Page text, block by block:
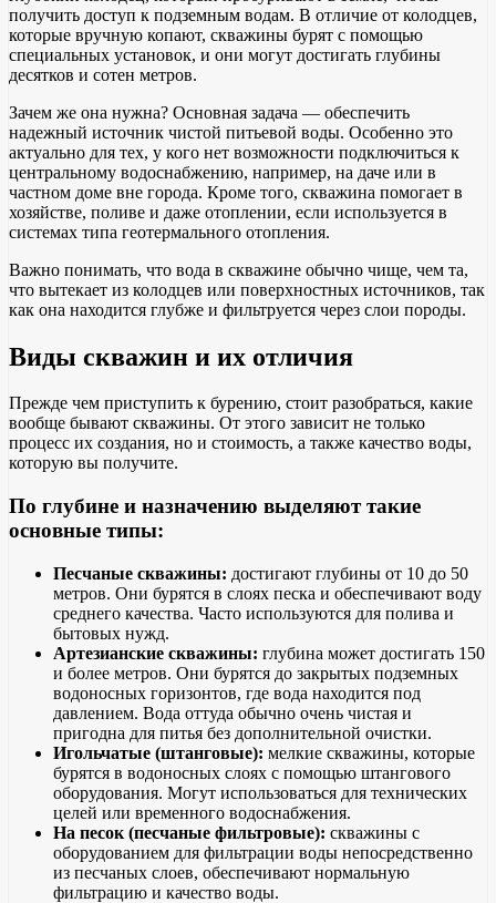
получить доступ к подземным водам. В отличие от колодцев,
которые вручную копают, скважины бурят с помощью
специальных установок, и они могут достигать глубины
десятков и сотен метров.
Зачем же она нужна? Основная задача — обеспечить
надежный источник чистой питьевой воды. Особенно это
актуально для тех, у кого нет возможности подключиться к
центральному водоснабжению, например, на даче или в
частном доме вне города. Кроме того, скважина помогает в
хозяйстве, поливе и даже отоплении, если используется в
системах типа геотермального отопления.
Важно понимать, что вода в скважине обычно чище, чем та,
что вытекает из колодцев или поверхностных источников, так
как она находится глубже и фильтруется через слои породы.
Виды скважин и их отличия
Прежде чем приступить к бурению, стоит разобраться, какие
вообще бывают скважины. От этого зависит не только
процесс их создания, но и стоимость, а также качество воды,
которую вы получите.
По глубине и назначению выделяют такие
основные типы:
Песчаные скважины: достигают глубины от 10 до 50
метров. Они бурятся в слоях песка и обеспечивают воду
среднего качества. Часто используются для полива и
бытовых нужд.
Артезианские скважины: глубина может достигать 150
и более метров. Они бурятся до закрытых подземных
водоносных горизонтов, где вода находится под
давлением. Вода оттуда обычно очень чистая и
пригодна для питья без дополнительной очистки.
Игольчатые (штанговые): мелкие скважины, которые
бурятся в водоносных слоях с помощью штангового
оборудования. Могут использоваться для технических
целей или временного водоснабжения.
На песок (песчаные фильтровые): скважины с
оборудованием для фильтрации воды непосредственно
из песчаных слоев, обеспечивают нормальную
фильтрацию и качество воды.